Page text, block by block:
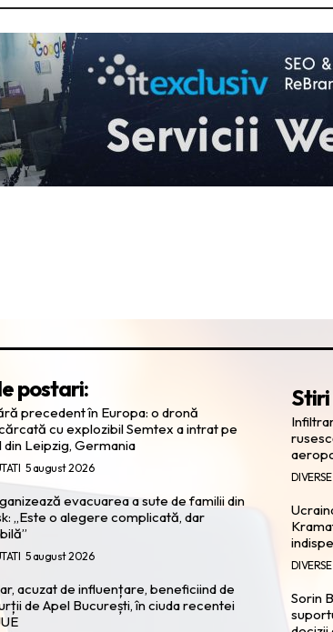
postari:
precedent în Europa: o dronă
cu explozibil Semtex a intrat pe
Leipzig, Germania
5 august 2026
evacuarea a sute de familii din
„Este o alegere complicată, dar
5 august 2026
acuzat de influențare, beneficiind de
de Apel București, în ciuda recentei
Sorin